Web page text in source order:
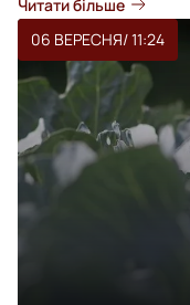
Читати більше
06 ВЕРЕСНЯ/ 11:24